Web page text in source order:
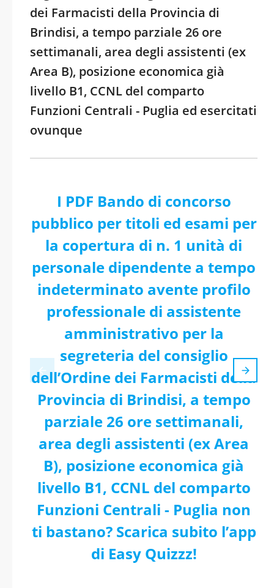
dei Farmacisti della Provincia di
Brindisi, a tempo parziale 26 ore
settimanali, area degli assistenti (ex
Area B), posizione economica già
livello B1, CCNL del comparto
Funzioni Centrali - Puglia ed esercitati
ovunque
I PDF Bando di concorso
pubblico per titoli ed esami per
la copertura di n. 1 unità di
personale dipendente a tempo
indeterminato avente profilo
professionale di assistente
amministrativo per la
segreteria del consiglio
dell’Ordine dei Farmacisti della
Provincia di Brindisi, a tempo
parziale 26 ore settimanali,
area degli assistenti (ex Area
B), posizione economica già
livello B1, CCNL del comparto
Funzioni Centrali - Puglia non
ti bastano? Scarica subito l’app
di Easy Quizzz!